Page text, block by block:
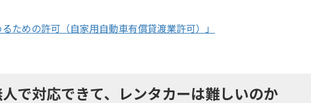
ための許可（自家用自動車有償貸渡業許可）」
で対応できて、レンタカーは難しいのか